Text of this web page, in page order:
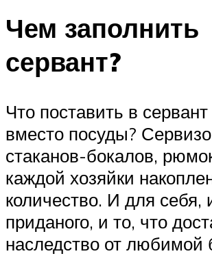
Чем заполнить
сервант?
Что поставить в
вместо посуды?
стаканов-бокалов,
каждой хозяйки
количество. И для себя,
приданого, и то, что
наследство от любимой